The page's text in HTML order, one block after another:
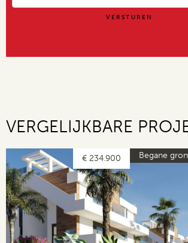
VERGELIJKBARE
Begane
€ 234.900